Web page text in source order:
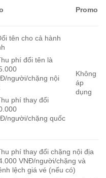
Promo
tên cho cả hành
phí đổi tên là
người/chặng nội
phí thay đổi
người/chặng quốc
Không
áp
dụng
phí thay đổi chặng nội địa
VNĐ/người/chặng và
lệch giá vé (nếu có)